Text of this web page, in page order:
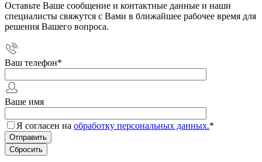
Оставьте Ваше сообщение и контактные данные и наши
специалисты свяжутся с Вами в ближайшее рабочее время для
решения Вашего вопроса.
Ваш телефон*
Ваше имя
Я согласен на обработку персональных данных.*